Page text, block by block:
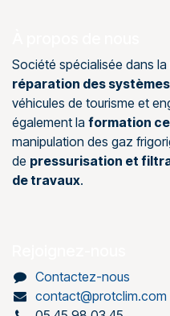
Société spécialisée dans la
réparation des
véhicules de tourisme et
également la formation
manipulation des gaz
de pressurisation et
de travaux.
Contactez-nous
contact@protclim.com